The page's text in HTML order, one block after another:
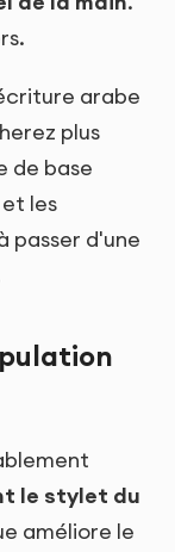
arabe
plus
de base
les
passer d'une
le stylet du
améliore le